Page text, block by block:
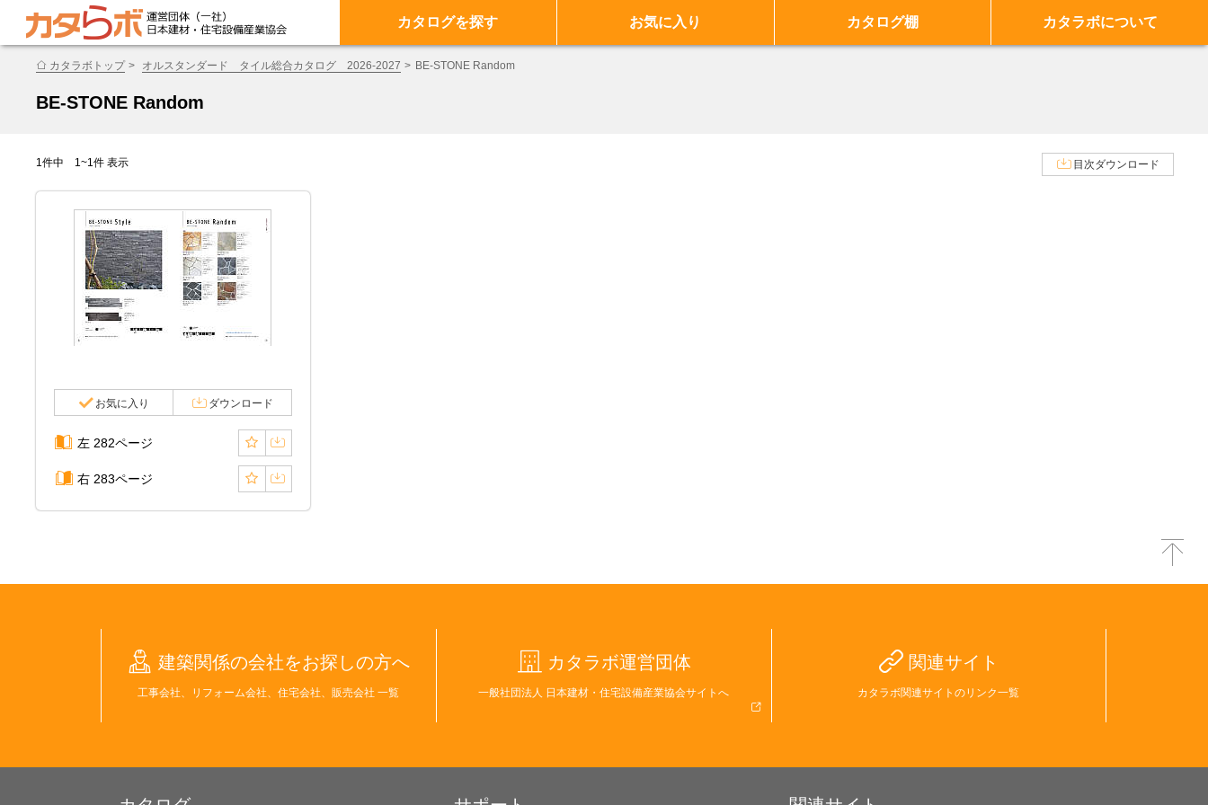
カタログを探す お気に入り カタログ棚 カタラボについて
カタラボトップ オルスタンダード タイル総合カタログ 2026-2027 BE-STONE Random
BE-STONE Random
1件中 1~1件 表示 目次ダウンロード
お気に入り ダウンロード
左 282ページ
右 283ページ
建築関係の会社をお探しの方へ
工事会社、リフォーム会社、住宅会社、販売会社 一覧
カタラボ運営団体
一般社団法人 日本建材・住宅設備産業協会サイトへ
関連サイト
カタラボ関連サイトのリンク一覧